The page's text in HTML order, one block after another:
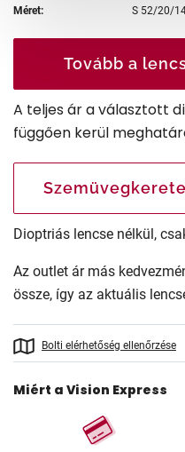
Méret: S 52/20/
Tovább a
A teljes ár a választott
függően kerül
Dioptriás lencse nélkül,
Az outlet ár más
össze, így az aktuális
Bolti elérhetőség ellenőrzése
Miért a Vision Express